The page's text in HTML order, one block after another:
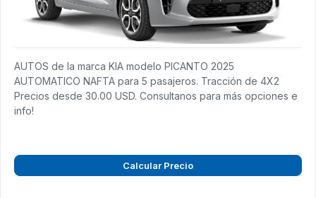
AUTOS de la marca KIA modelo PICANTO 2025
AUTOMATICO NAFTA para 5 pasajeros. Tracción de 4X2
Precios desde 30.00 USD. Consultanos para más opciones e
info!
Calcular Precio